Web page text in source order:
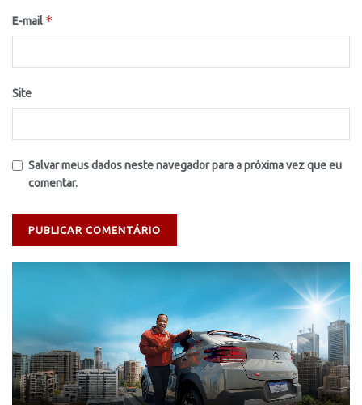
E-mail *
Site
Salvar meus dados neste navegador para a próxima vez que eu
comentar.